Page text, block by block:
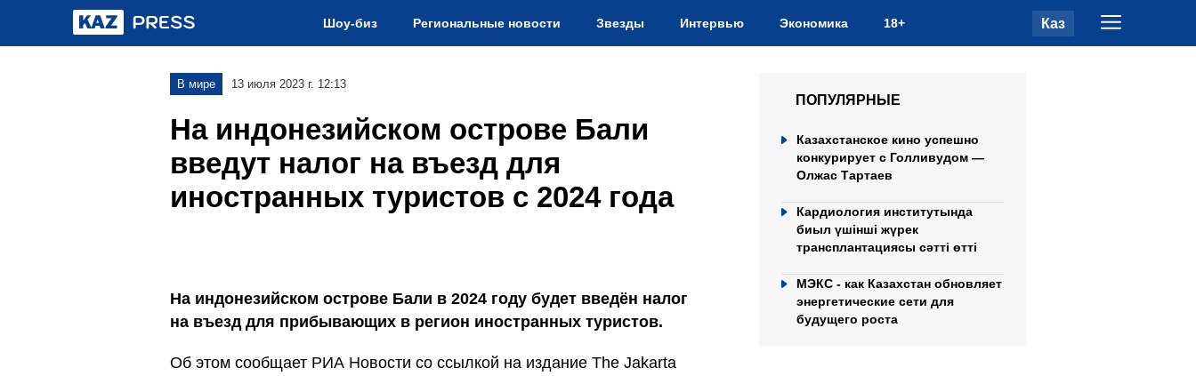
Шоу-биз Региональные новости Звезды Интервью Экономика 18+ Каз
В мире 13 июля 2023 г. 12:13
На индонезийском острове Бали
введут налог на въезд для
иностранных туристов с 2024 года
На индонезийском острове Бали в 2024 году будет введён налог
на въезд для прибывающих в регион иностранных туристов.
Об этом сообщает РИА Новости со ссылкой на издание The Jakarta
ПОПУЛЯРНЫЕ
Казахстанское кино успешно
конкурирует с Голливудом —
Олжас Тартаев
Кардиология институтында
биыл үшінші жүрек
трансплантациясы сәтті өтті
МЭКС - как Казахстан обновляет
энергетические сети для
будущего роста